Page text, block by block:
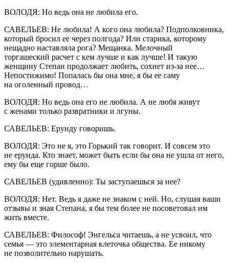
ВОЛОДЯ: Но ведь она не любила его.
САВЕЛЬЕВ: Не любила! А кого она любила? Подполковника,
который бросил ее через полгода? Или старика, которому
нещадно наставляла рога? Мещанка. Мелочный
торгашеский расчет с кем лучше и как лучше! И такую
женщину Степан продолжает любить, сохнет из-за нее…
Непостижимо! Попалась бы она мне, я бы ее саму
на оголенный провод…
ВОЛОДЯ: Но ведь она его не любила. А не любя живут
с женами только развратники и лгуны.
САВЕЛЬЕВ: Ерунду говоришь.
ВОЛОДЯ: Это не я, это Горький так говорит. И совсем это
не ерунда. Кто знает, может быть если бы она не ушла от него,
ему бы еще горше было.
САВЕЛЬЕВ (удивленно): Ты заступаешься за нее?
ВОЛОДЯ: Нет. Ведь я даже не знаком с ней. Но, слушая ваши
отзывы и зная Степана, я бы тем более не посоветовал им
жить вместе.
САВЕЛЬЕВ: Философ! Энгельса читаешь, а не усвоил, что
семья — это элементарная клеточка общества. Ее никому
не позволительно нарушать.